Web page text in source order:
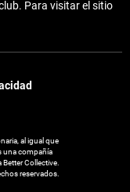
Para visitar el sitio
al igual que
una compañía
Collective.
reservados.